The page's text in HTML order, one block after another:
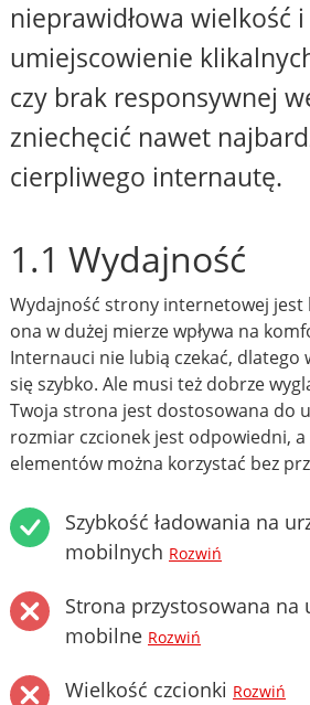
nieprawidłowa wielkość i
umiejscowienie
czy brak responsywnej
zniechęcić nawet
cierpliwego internautę.
1.1 Wydajność
Wydajność strony internetowej jest
ona w dużej mierze wpływa na
Internauci nie lubią czekać, dlatego
się szybko. Ale musi też dobrze
Twoja strona jest dostosowana do
rozmiar czcionek jest odpowiedni, a
elementów można korzystać bez
Szybkość ładowania na
mobilnych Rozwiń
Strona przystosowana na
mobilne Rozwiń
Wielkość czcionki Rozwiń